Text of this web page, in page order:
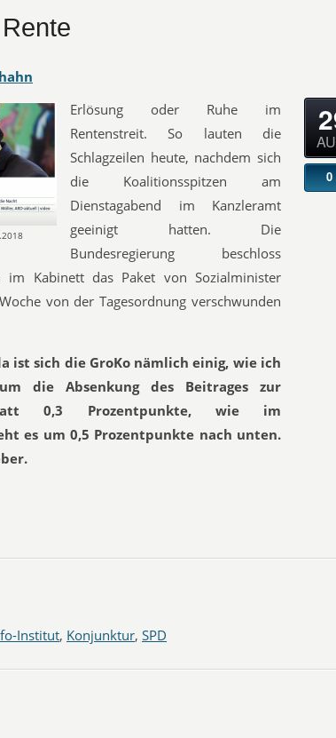
Erlösung oder Ruhe im
Rentenstreit. So lauten die
Schlagzeilen heute, nachdem sich
die Koalitionsspitzen am
Dienstagabend im Kanzleramt
geeinigt hatten. Die
Bundesregierung beschloss
Kabinett das Paket von Sozialminister
von der Tagesordnung verschwunden
ist sich die GroKo nämlich einig, wie ich
die Absenkung des Beitrages zur
Statt 0,3 Prozentpunkte, wie im
es um 0,5 Prozentpunkte nach unten.
0
Institut, Konjunktur, SPD